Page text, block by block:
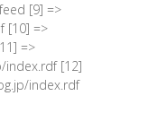
[9] =>
[10] =>
=>
[12]
index.rdf